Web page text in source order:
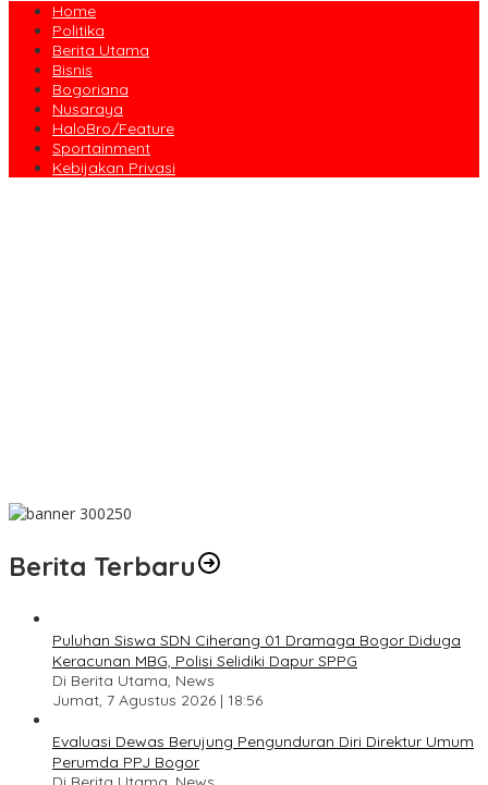
Home
Politika
Berita Utama
Bisnis
Bogoriana
Nusaraya
HaloBro/Feature
Sportainment
Kebijakan Privasi
Berita Terbaru
Puluhan Siswa SDN Ciherang 01 Dramaga Bogor Diduga
Keracunan MBG, Polisi Selidiki Dapur SPPG
Di Berita Utama, News
Jumat, 7 Agustus 2026 | 18:56
Evaluasi Dewas Berujung Pengunduran Diri Direktur Umum
Perumda PPJ Bogor